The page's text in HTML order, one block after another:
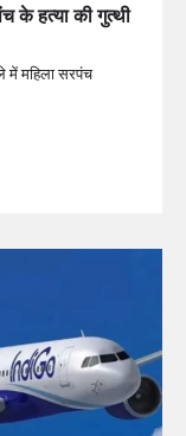
के हत्या की गुत्थी
में महिला सरपंच